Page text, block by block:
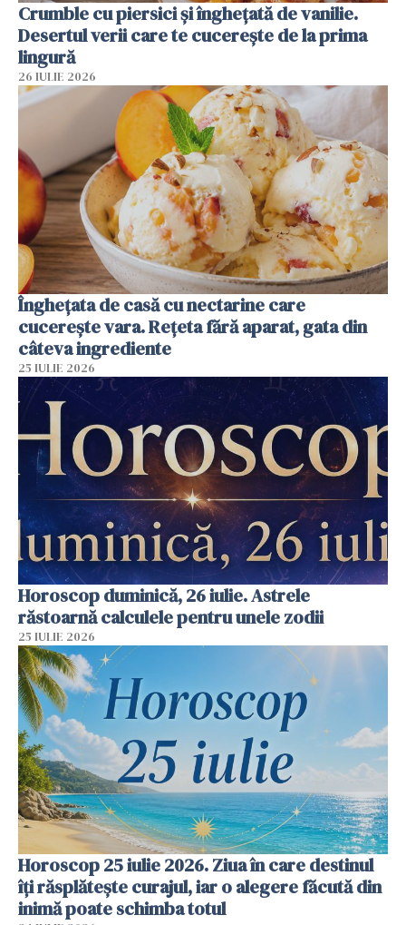
Crumble cu piersici și înghețată de vanilie.
Desertul verii care te cucerește de la prima
lingură
26 IULIE 2026
Înghețata de casă cu nectarine care
cucerește vara. Rețeta fără aparat, gata din
câteva ingrediente
25 IULIE 2026
Horoscop duminică, 26 iulie. Astrele
răstoarnă calculele pentru unele zodii
25 IULIE 2026
Horoscop 25 iulie 2026. Ziua în care destinul
îți răsplătește curajul, iar o alegere făcută din
inimă poate schimba totul